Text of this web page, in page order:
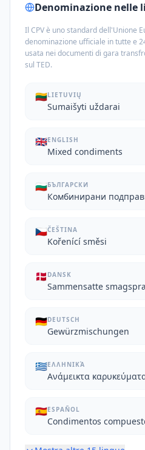
Denominazione nelle
Il CPV è uno standard dell'Unione
denominazione ufficiale in tutte e
usata nei documenti di gara
sul TED.
🇱🇹LIETUVIŲ
Sumaišyti uždarai
🇬🇧ENGLISH
Mixed condiments
🇧🇬БЪЛГАРСКИ
Комбинирани
🇨🇿ČEŠTINA
Kořenící směsi
🇩🇰 DANSK
Sammensatte
🇩🇪DEUTSCH
Gewürzmischungen
🇬🇷ΕΛΛΗΝΙΚΆ
Ανάμεικτα
🇪🇸ESPAÑOL
Condimentos